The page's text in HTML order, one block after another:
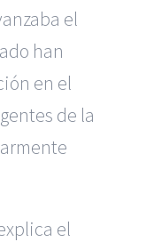
el
han
en el
de la
el